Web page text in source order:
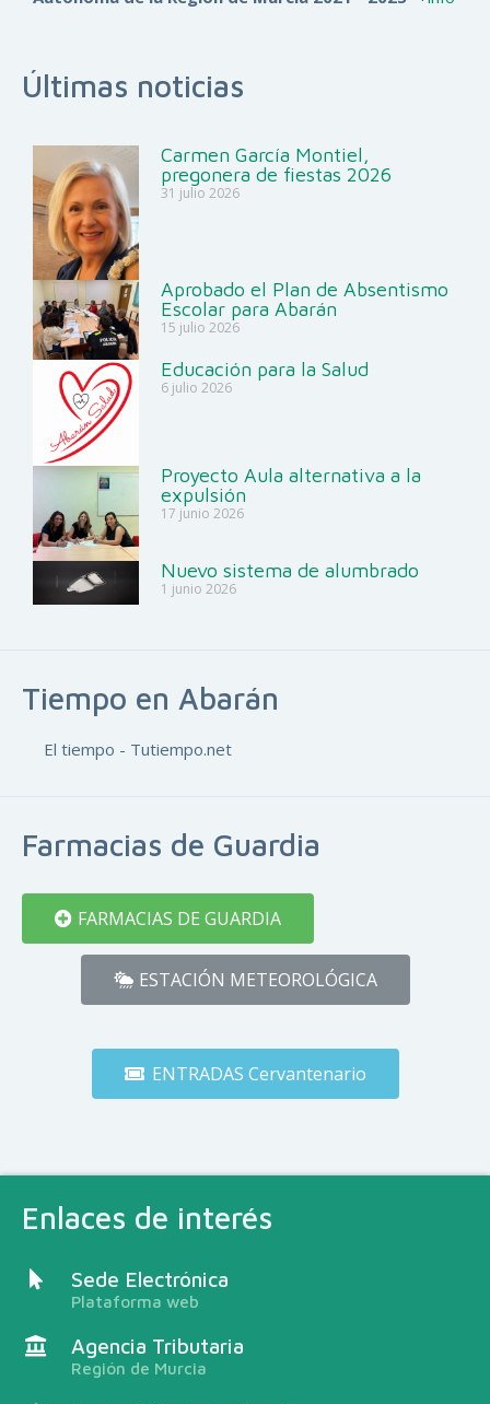
Enlaces de interés
Sede Electrónica
Plataforma web
Agencia Tributaria
Región de Murcia
Tiempo en Abarán
El tiempo - Tutiempo.net
Farmacias de Guardia
FARMACIAS DE GUARDIA
ESTACIÓN METEOROLÓGICA
ENTRADAS Cervantenario
Últimas noticias
Carmen García Montiel,
pregonera de fiestas 2026
31 julio 2026
Aprobado el Plan de Absentismo
Escolar para Abarán
15 julio 2026
Educación para la Salud
6 julio 2026
Proyecto Aula alternativa a la
expulsión
17 junio 2026
Nuevo sistema de alumbrado
1 junio 2026